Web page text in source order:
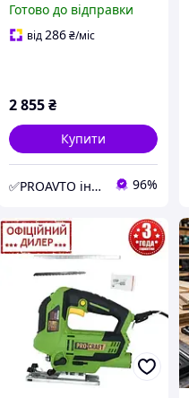
РІЗАННЯ: ДЕРЕВО-65
ММ, СТАЛЬ-4 ММ, 1,6
Готово до відправки
від286₴/міс
2 855₴
Купити
✅PROAVTO інтернет-магазин автозапчастин 96%